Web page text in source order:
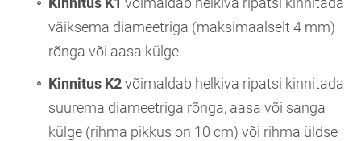
väiksema diameetriga (maksimaalselt 4 mm)
rõnga või aasa külge.
Kinnitus K2võimaldab helkiva ripatsi kinnitada
suurema diameetriga rõnga, aasa või sanga
külge (rihma pikkus on 10 cm) või rihma üldse